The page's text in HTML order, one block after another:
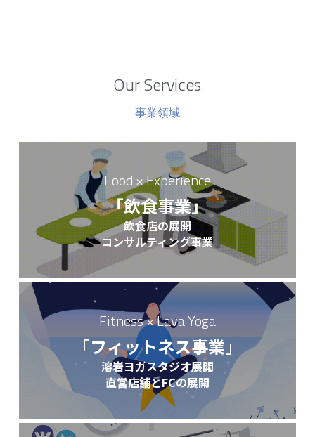
Our Services
事業領域
Food × Experience
「飲食事業」
飲食店の展開
コンサルティング事業
Fitness × Lava Yoga
「フィットネス事業」
溶岩ヨガスタジオ展開
直営店舗とFCの展開